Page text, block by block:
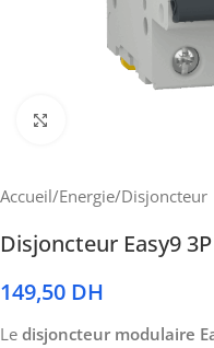
Accueil/Energie/Disjoncteur
Disjoncteur Easy9
149,50 DH
Le disjoncteur modulaire